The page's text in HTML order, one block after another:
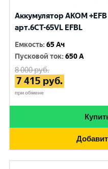
Аккумулятор AKOM
арт.6СТ-65VL EFBL
Емкость:65 Ач
Пусковой ток:650 A
8 000руб.
7 415 руб.
при обмене